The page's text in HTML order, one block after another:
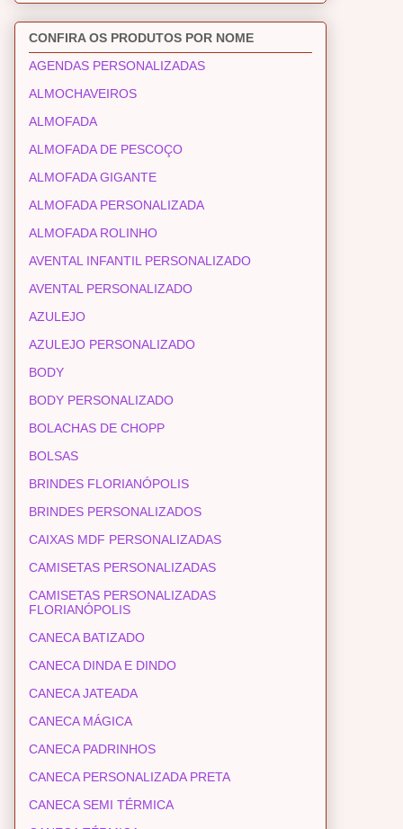
CONFIRA OS PRODUTOS POR NOME
AGENDAS PERSONALIZADAS
ALMOCHAVEIROS
ALMOFADA
ALMOFADA DE PESCOÇO
ALMOFADA GIGANTE
ALMOFADA PERSONALIZADA
ALMOFADA ROLINHO
AVENTAL INFANTIL PERSONALIZADO
AVENTAL PERSONALIZADO
AZULEJO
AZULEJO PERSONALIZADO
BODY
BODY PERSONALIZADO
BOLACHAS DE CHOPP
BOLSAS
BRINDES FLORIANÓPOLIS
BRINDES PERSONALIZADOS
CAIXAS MDF PERSONALIZADAS
CAMISETAS PERSONALIZADAS
CAMISETAS PERSONALIZADAS
FLORIANÓPOLIS
CANECA BATIZADO
CANECA DINDA E DINDO
CANECA JATEADA
CANECA MÁGICA
CANECA PADRINHOS
CANECA PERSONALIZADA PRETA
CANECA SEMI TÉRMICA